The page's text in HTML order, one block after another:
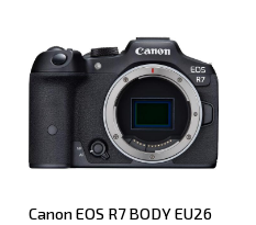
Canon EOS R7 BODY EU26